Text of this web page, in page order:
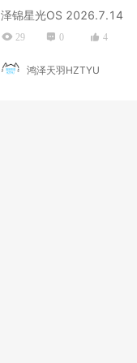
泽锦星光OS 2026.7.14
29 0 4
鸿泽天羽HZTYU